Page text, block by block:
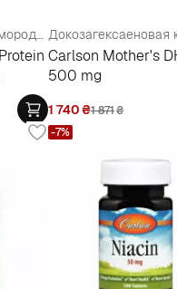
Женский протеин "Смородина - Йогурт"
Carlson Mother's
500 mg
1 740₴1 871₴
-7%